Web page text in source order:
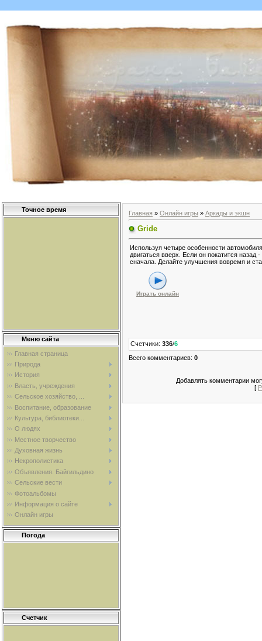
Точное время
Меню сайта
Главная страница
Природа
История
Власть, учреждения
Сельское хозяйство, ...
Воспитание, образование
Культура, библиотеки...
О людях
Местное творчество
Духовная жизнь
Некрополистика
Объявления. Байгильдино
Сельские вести
Фотоальбомы
Информация о сайте
Онлайн игры
Погода
Счетчик
Главная » Онлайн игры » Аркады и экшн
Gride
Используя четыре особенности
двигаться вверх. Если он покатится назад
сначала. Делайте улучшения вовремя и
Играть онлайн
Счетчики: 336/6
Всего комментариев: 0
Добавлять комментарии
[